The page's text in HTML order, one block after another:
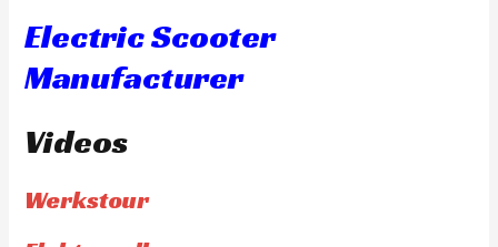
Electric Scooter
Manufacturer
Videos
Werkstour